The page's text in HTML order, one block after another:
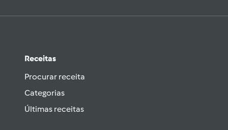
Receitas
Procurar receita
Categorias
Últimas receitas